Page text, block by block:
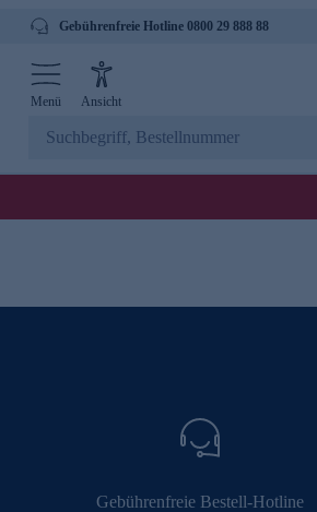
Gebührenfreie Hotline 0800 29 888 88
Menü Ansicht
Gebührenfreie Bestell-Hotline